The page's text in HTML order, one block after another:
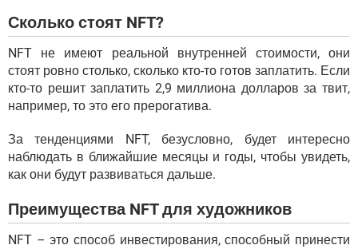
Сколько стоят NFT?
NFT не имеют реальной внутренней стоимости, они
стоят ровно столько, сколько кто-то готов заплатить. Если
кто-то решит заплатить 2,9 миллиона долларов за твит,
например, то это его прерогатива.
За тенденциями NFT, безусловно, будет интересно
наблюдать в ближайшие месяцы и годы, чтобы увидеть,
как они будут развиваться дальше.
Преимущества NFT для художников
NFT – это способ инвестирования, способный принести